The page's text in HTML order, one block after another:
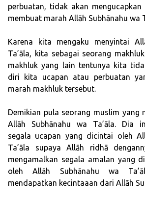
perbuatan, tidak akan
membuat marah Allāh Subhānahu wa
Karena kita mengaku menyintai
Ta’āla, kita sebagai seorang
makhluk yang lain tentunya kita
diri kita ucapan atau perbuatan
marah makhluk tersebut.
Demikian pula seorang muslim yang
Allāh Subhānahu wa Ta’āla. Dia
segala ucapan yang dicintai oleh
Ta’āla supaya Allāh ridhā
mengamalkan segala amalan yang
oleh Allāh Subhānahu wa
mendapatkan kecintaaan dari Allāh